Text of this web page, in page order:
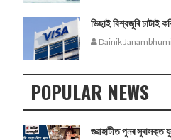
ভিছাই বিশ্বজুৰি চাটাই
Dainik Janambhumi
POPULAR NEWS
গুৱাহাটীত পুনৰ সুৰাসক্ত